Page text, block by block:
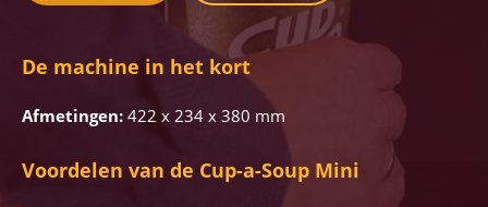
De machine in het kort
Afmetingen: 422 x 234 x 380 mm
Voordelen van de Cup-a-Soup Mini